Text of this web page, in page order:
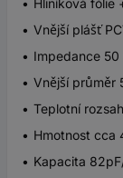
Vnější plášť
Impedance
Vnější průměr
Teplotní
Hmotnost cca
Kapacita